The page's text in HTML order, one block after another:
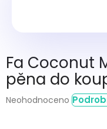
Fa Coconut
pěna do
Průměrné
Neohodnoceno